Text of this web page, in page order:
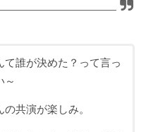
て誰が決めた？って言っ
～
共演が楽しみ。